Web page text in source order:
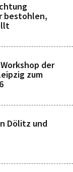
bestohlen,
der
zum
Dölitz und